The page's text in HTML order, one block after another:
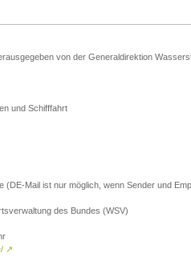
von der Generaldirektion
und Schifffahrt
(DE-Mail ist nur möglich, wenn Sender und
des Bundes (WSV)
↗